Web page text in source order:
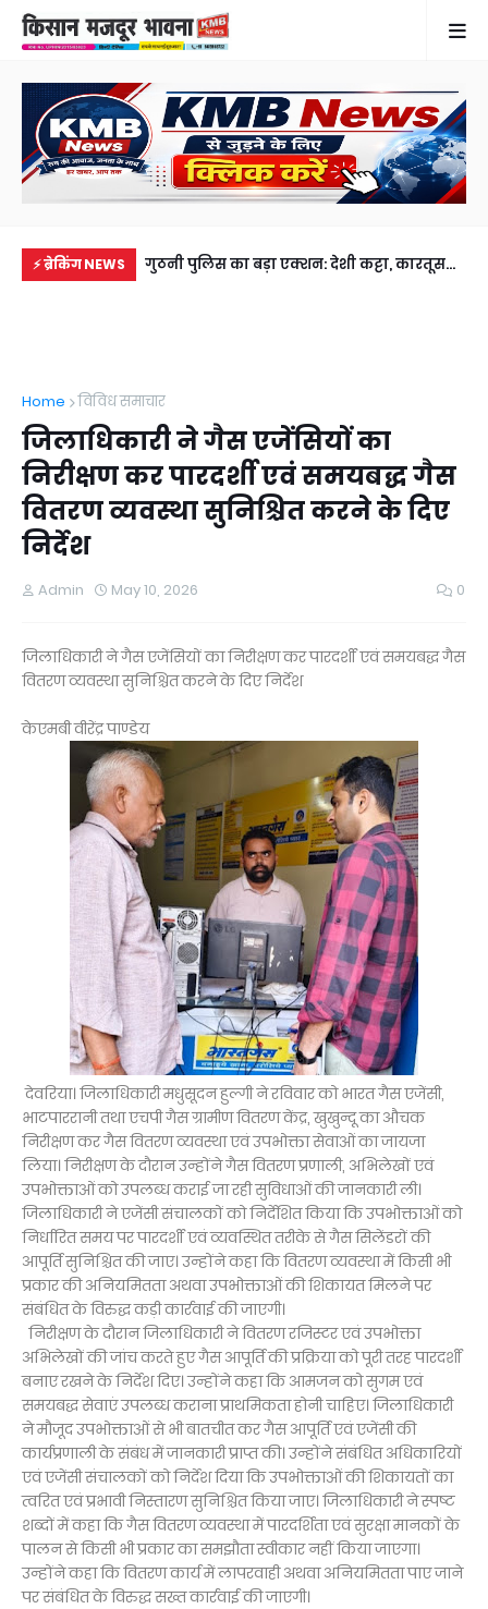
⚡ ब्रेकिंग NEWS
छोटे बेटे समेत 2
गुठनी पुलिस का बड़ा एक्शन: देशी कट्टा, कारतूस
Home विविध समाचार
जिलाधिकारी ने गैस एजेंसियों का
निरीक्षण कर पारदर्शी एवं समयबद्ध गैस
वितरण व्यवस्था सुनिश्चित करने के दिए
निर्देश
Admin May 10, 2026 0
जिलाधिकारी ने गैस एजेंसियों का निरीक्षण कर पारदर्शी एवं समयबद्ध गैस
वितरण व्यवस्था सुनिश्चित करने के दिए निर्देश
केएमबी वीरेंद्र पाण्डेय
देवरिया। जिलाधिकारी मधुसूदन हुल्गी ने रविवार को भारत गैस एजेंसी,
भाटपाररानी तथा एचपी गैस ग्रामीण वितरण केंद्र, खुखुन्दू का औचक
निरीक्षण कर गैस वितरण व्यवस्था एवं उपभोक्ता सेवाओं का जायजा
लिया। निरीक्षण के दौरान उन्होंने गैस वितरण प्रणाली, अभिलेखों एवं
उपभोक्ताओं को उपलब्ध कराई जा रही सुविधाओं की जानकारी ली।
जिलाधिकारी ने एजेंसी संचालकों को निर्देशित किया कि उपभोक्ताओं को
निर्धारित समय पर पारदर्शी एवं व्यवस्थित तरीके से गैस सिलेंडरों की
आपूर्ति सुनिश्चित की जाए। उन्होंने कहा कि वितरण व्यवस्था में किसी भी
प्रकार की अनियमितता अथवा उपभोक्ताओं की शिकायत मिलने पर
संबंधित के विरुद्ध कड़ी कार्रवाई की जाएगी।
निरीक्षण के दौरान जिलाधिकारी ने वितरण रजिस्टर एवं उपभोक्ता
अभिलेखों की जांच करते हुए गैस आपूर्ति की प्रक्रिया को पूरी तरह पारदर्शी
बनाए रखने के निर्देश दिए। उन्होंने कहा कि आमजन को सुगम एवं
समयबद्ध सेवाएं उपलब्ध कराना प्राथमिकता होनी चाहिए। जिलाधिकारी
ने मौजूद उपभोक्ताओं से भी बातचीत कर गैस आपूर्ति एवं एजेंसी की
कार्यप्रणाली के संबंध में जानकारी प्राप्त की। उन्होंने संबंधित अधिकारियों
एवं एजेंसी संचालकों को निर्देश दिया कि उपभोक्ताओं की शिकायतों का
त्वरित एवं प्रभावी निस्तारण सुनिश्चित किया जाए। जिलाधिकारी ने स्पष्ट
शब्दों में कहा कि गैस वितरण व्यवस्था में पारदर्शिता एवं सुरक्षा मानकों के
पालन से किसी भी प्रकार का समझौता स्वीकार नहीं किया जाएगा।
उन्होंने कहा कि वितरण कार्य में लापरवाही अथवा अनियमितता पाए जाने
पर संबंधित के विरुद्ध सख्त कार्रवाई की जाएगी।